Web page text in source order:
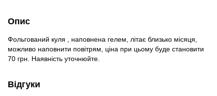
Опис
Фольгований куля , наповнена гелем, літає близько місяця,
можливо наповнити повітрям, ціна при цьому буде становити
70 грн. Наявність уточнюйте.
Відгуки